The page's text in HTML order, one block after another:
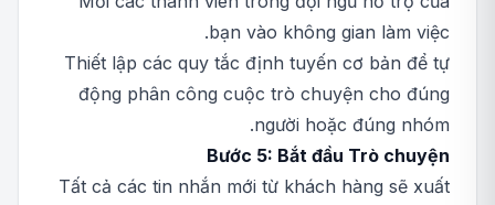
bạn vào không gian làm việc.
Thiết lập các quy tắc định tuyến cơ bản để tự
động phân công cuộc trò chuyện cho đúng
người hoặc đúng nhóm.
Bước 5: Bắt đầu Trò chuyện
Tất cả các tin nhắn mới từ khách hàng sẽ xuất